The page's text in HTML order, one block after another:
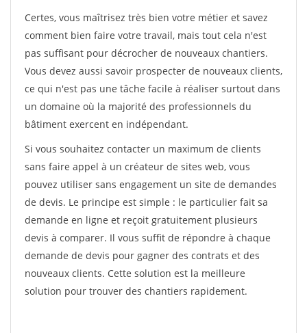
Certes, vous maîtrisez très bien votre métier et savez
comment bien faire votre travail, mais tout cela n'est
pas suffisant pour décrocher de nouveaux chantiers.
Vous devez aussi savoir prospecter de nouveaux clients,
ce qui n'est pas une tâche facile à réaliser surtout dans
un domaine où la majorité des professionnels du
bâtiment exercent en indépendant.
Si vous souhaitez contacter un maximum de clients
sans faire appel à un créateur de sites web, vous
pouvez utiliser sans engagement un site de demandes
de devis. Le principe est simple : le particulier fait sa
demande en ligne et reçoit gratuitement plusieurs
devis à comparer. Il vous suffit de répondre à chaque
demande de devis pour gagner des contrats et des
nouveaux clients. Cette solution est la meilleure
solution pour trouver des chantiers rapidement.